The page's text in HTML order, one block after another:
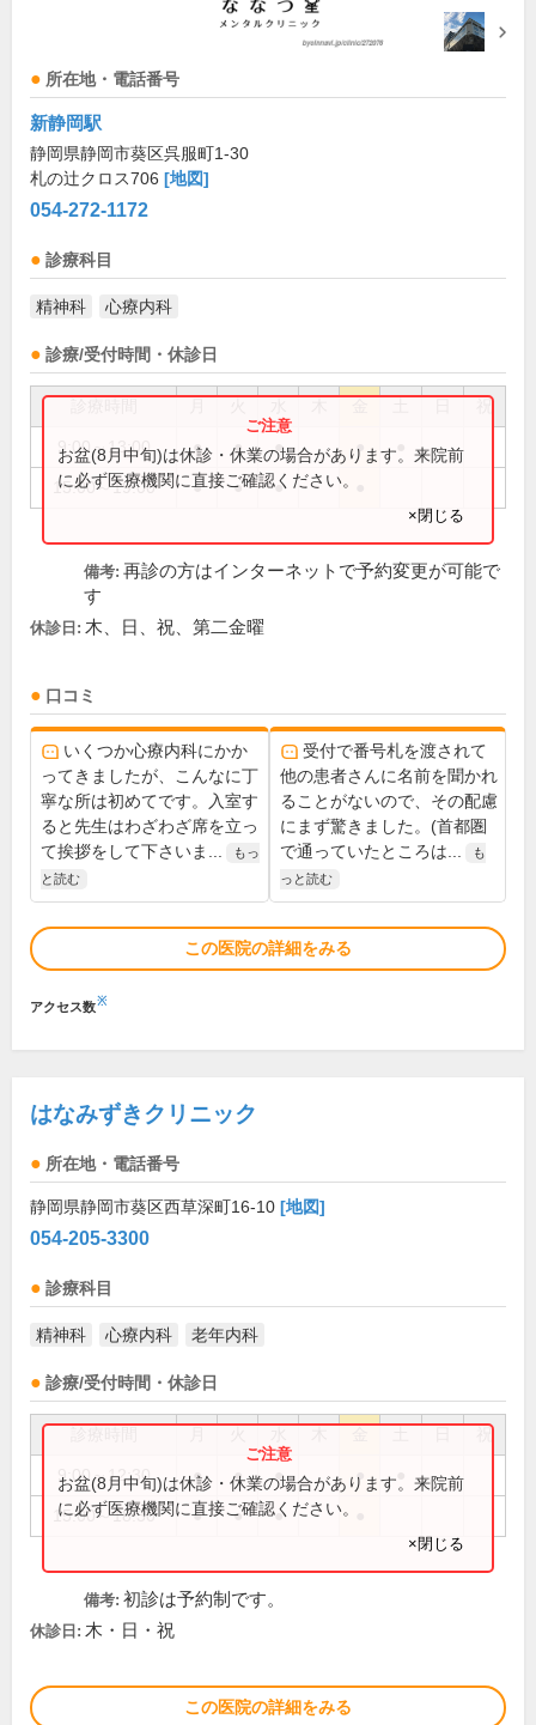
所在地・電話番号
新静岡駅
静岡県静岡市葵区呉服町1-30
札の辻クロス706 [地図]
054-272-1172
診療科目
精神科 心療内科
診療/受付時間・休診日
祝
9:00～13:00 ● ● ● ●
15:00～19:00 ● ● ●
お盆(8月中旬)は休診・休業の場合があります。来院前
に必ず医療機関に直接ご確認ください。
×閉じる
備考: 再診の方はインターネットで予約変更が可能で
す
休診日: 木、日、祝、第二金曜
口コミ
いくつか心療内科にかか
ってきましたが、こんなに丁
寧な所は初めてです。入室す
ると先生はわざわざ席を立っ
て挨拶をして下さいま...
もっ
と読む
受付で番号札を渡されて
他の患者さんに名前を聞かれ
ることがないので、その配慮
にまず驚きました。(首都圏
で通っていたところは...
も
っと読む
この医院の詳細をみる
アクセス数※
はなみずきクリニック
所在地・電話番号
静岡県静岡市葵区西草深町16-10 [地図]
054-205-3300
診療科目
精神科 心療内科 老年内科
診療/受付時間・休診日
祝
9:00～12:30 ● ● ● ●
15:00～18:30 ● ● ●
お盆(8月中旬)は休診・休業の場合があります。来院前
に必ず医療機関に直接ご確認ください。
×閉じる
備考: 初診は予約制です。
休診日: 木・日・祝
この医院の詳細をみる